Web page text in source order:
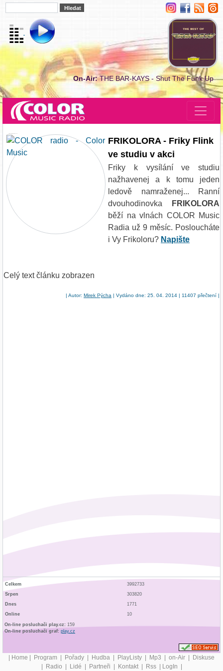
On-Air:THE BAR-KAYS - Shut The Funk Up
FRIKOLORA - Friky Flink
ve studiu v akci
Friky k vysílání ve studiu
nažhavenej a k tomu jeden
ledově namraženej... Ranní
dvouhodinovka
FRIKOLORA
běží na vlnách COLOR Music
Radia už 9 měsíc. Posloucháte
i Vy Frikoloru? Napište
Celý text článku zobrazen
| Autor: Mirek Pýcha | Vydáno dne: 25. 04. 2014 | 11407 přečtení |
Celkem
3992733
Srpen
303820
Dnes
1771
Online
10
On-line posluchači play.cz: 159
On-line posluchači graf: play.cz
| Home | Program | Pořady | Hudba | PlayListy | Mp3 | on-Air | Diskuse
| Radio | Lidé | Partneři | Kontakt | Rss | LogIn |